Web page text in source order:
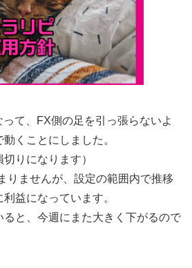
て、FX側の足を引っ張らないよ
くことにしました。
りになります）
りませんが、設定の範囲内で推移
益になっています。
と、今週にまた大きく下がるので